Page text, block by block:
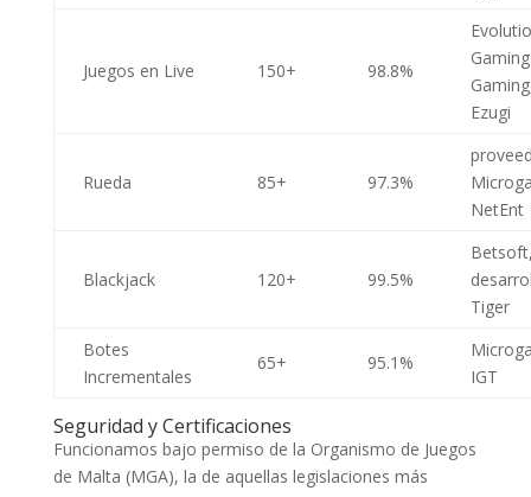
Juegos en Live 150+ 98.8%
Gaming
Ezugi
Rueda 85+ 97.3%
NetEnt
Blackjack 120+ 99.5%
Tiger
Botes
Incrementales
65+ 95.1%
IGT
Seguridad y Certificaciones
Funcionamos bajo permiso de la Organismo de Juegos
de Malta (MGA), la de aquellas legislaciones más